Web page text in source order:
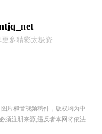
多精彩太极资
片和音视频稿件，版权均为中
须注明来源,违反者本网将依法